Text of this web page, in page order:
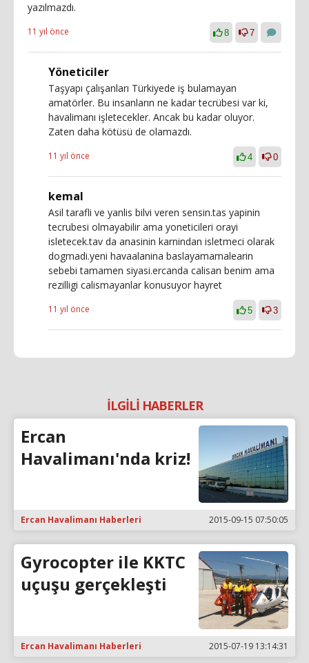
yazılmazdı.
11 yıl önce 8 7
Yöneticiler
Taşyapı çalışanları Türkiyede iş bulamayan
amatörler. Bu insanların ne kadar tecrübesi var ki,
havalimanı işletecekler. Ancak bu kadar oluyor.
Zaten daha kötüsü de olamazdı.
11 yıl önce 4 0
kemal
Asil tarafli ve yanlis bilvi veren sensin.tas yapinin
tecrubesi olmayabilir ama yoneticileri orayi
isletecek.tav da anasinin karnindan isletmeci olarak
dogmadi.yeni havaalanina baslayamamalearin
sebebi tamamen siyasi.ercanda calisan benim ama
rezilligi calismayanlar konusuyor hayret
11 yıl önce 5 3
İLGİLİ HABERLER
Ercan
Havalimanı'nda kriz!
Ercan Havalimanı Haberleri 2015-09-15 07:50:05
Gyrocopter ile KKTC
uçuşu gerçekleşti
Ercan Havalimanı Haberleri 2015-07-19 13:14:31